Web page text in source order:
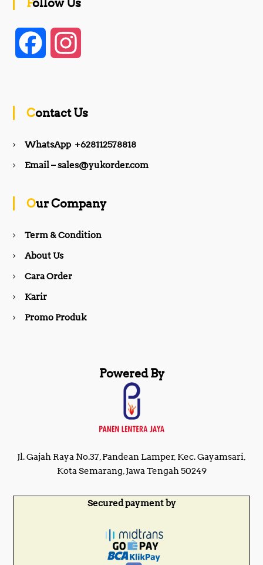
Follow Us
b
k
a
Contact Us
WhatsApp +628112578818
Email – sales@yukorder.com
Our Company
Term & Condition
About Us
Cara Order
Karir
Promo Produk
Powered By
Jl. Gajah Raya No.37, Pandean Lamper, Kec. Gayamsari,
Kota Semarang, Jawa Tengah 50249
Secured payment by